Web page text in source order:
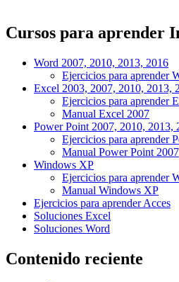
Cursos para aprender
Word 2007, 2010, 2013, 2016
Ejercicios para aprender
Excel 2003, 2007, 2010, 2013,
Ejercicios para aprender
Manual Excel 2007
Power Point 2007, 2010, 2013,
Ejercicios para aprender
Manual Power Point 2007
Windows XP
Ejercicios para aprender
Manual Windows XP
Ejercicios para aprender Acces
Soluciones Excel
Soluciones Word
Contenido reciente